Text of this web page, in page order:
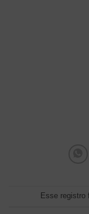
Esse registro